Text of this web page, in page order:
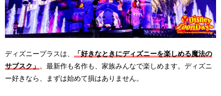
ディズニープラスは、
「好きなときにディズニーを楽しめる魔法の
サブスク」 。最新作も名作も、家族みんなで楽しめます。ディズニ
ー好きなら、まずは始めて損はありません。